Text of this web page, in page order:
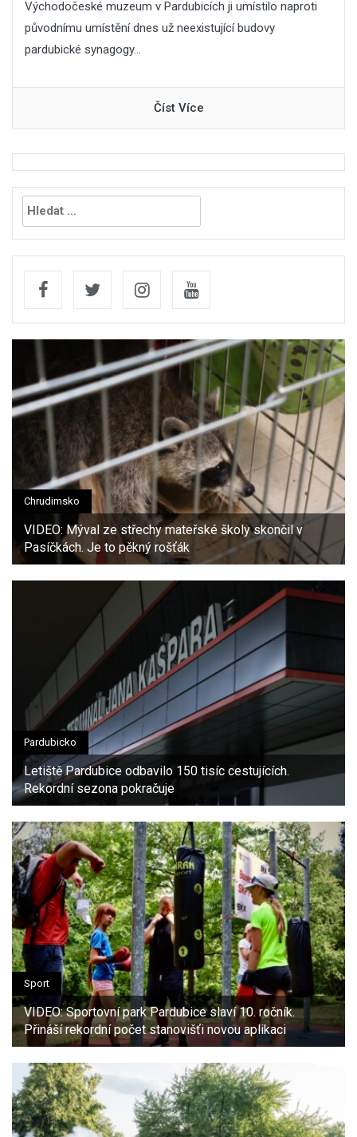
Východočeské muzeum v Pardubicích ji umístilo naproti
původnímu umístění dnes už neexistující budovy
pardubické synagogy...
Číst Více
Vyhledávání
Chrudimsko
VIDEO: Mýval ze střechy mateřské školy skončil v
Pasíčkách. Je to pěkný rošťák
Pardubicko
Letiště Pardubice odbavilo 150 tisíc cestujících.
Rekordní sezona pokračuje
Sport
VIDEO: Sportovní park Pardubice slaví 10. ročník.
Přináší rekordní počet stanovišťi novou aplikaci